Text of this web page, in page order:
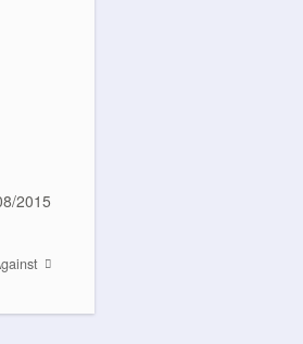
2015